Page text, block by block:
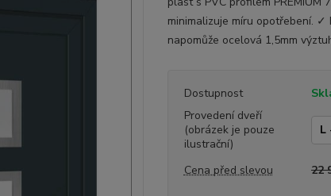
minimalizuje míru opotřebení.
napomůže ocelová 1,5mm
Dostupnost
Provedení dveří
(obrázek je pouze
ilustrační)
Cena před slevou
22